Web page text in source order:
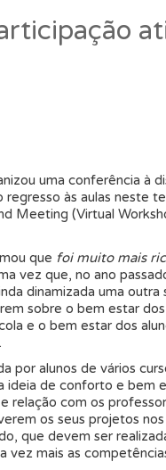
uma conferência à
às aulas neste
Meeting (Virtual
que foi muito mais
vez que, no ano
dinamizada uma
sobre o bem estar
e o bem estar dos
por alunos de vários
de conforto e bem
relação com os
os seus projetos
que devem ser
vez mais as